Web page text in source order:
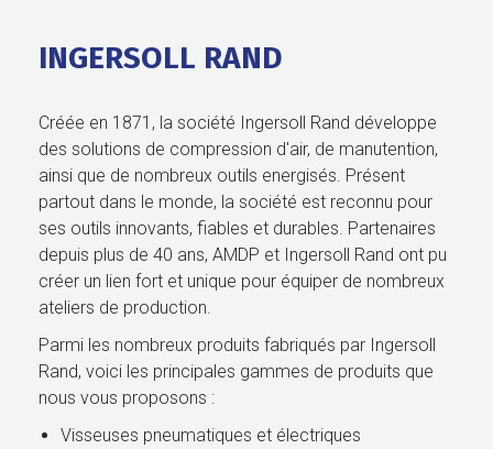
INGERSOLL RAND
Créée en 1871, la société Ingersoll Rand développe
des solutions de compression d'air, de manutention,
ainsi que de nombreux outils energisés. Présent
partout dans le monde, la société est reconnu pour
ses outils innovants, fiables et durables. Partenaires
depuis plus de 40 ans, AMDP et Ingersoll Rand ont pu
créer un lien fort et unique pour équiper de nombreux
ateliers de production.
Parmi les nombreux produits fabriqués par Ingersoll
Rand, voici les principales gammes de produits que
nous vous proposons :
Visseuses pneumatiques et électriques